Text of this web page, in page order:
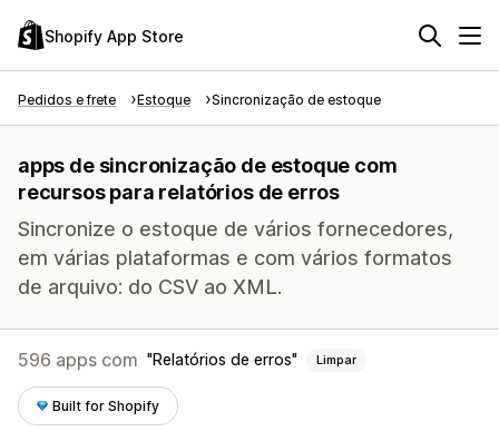
Shopify App Store
Pedidos e frete Estoque Sincronização de estoque
apps de sincronização de estoque com
recursos para relatórios de erros
Sincronize o estoque de vários fornecedores,
em várias plataformas e com vários formatos
de arquivo: do CSV ao XML.
596 apps com Relatórios de erros Limpar
Built for Shopify